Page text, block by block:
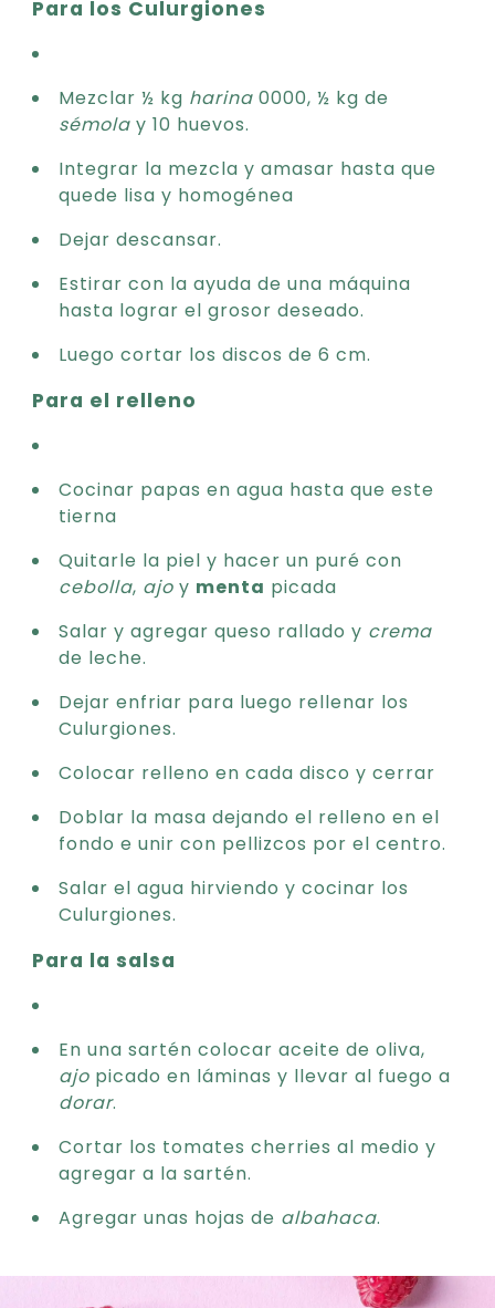
Para los Culurgiones
Mezclar ½ kg harina 0000, ½ kg de
sémola y 10 huevos.
Integrar la mezcla y amasar hasta que
quede lisa y homogénea
Dejar descansar.
Estirar con la ayuda de una máquina
hasta lograr el grosor deseado.
Luego cortar los discos de 6 cm.
Para el relleno
Cocinar papas en agua hasta que este
tierna
Quitarle la piel y hacer un puré con
cebolla, ajo y menta picada
Salar y agregar queso rallado y crema
de leche.
Dejar enfriar para luego rellenar los
Culurgiones.
Colocar relleno en cada disco y cerrar
Doblar la masa dejando el relleno en el
fondo e unir con pellizcos por el centro.
Salar el agua hirviendo y cocinar los
Culurgiones.
Para la salsa
En una sartén colocar aceite de oliva,
ajo picado en láminas y llevar al fuego a
dorar.
Cortar los tomates cherries al medio y
agregar a la sartén.
Agregar unas hojas de albahaca.